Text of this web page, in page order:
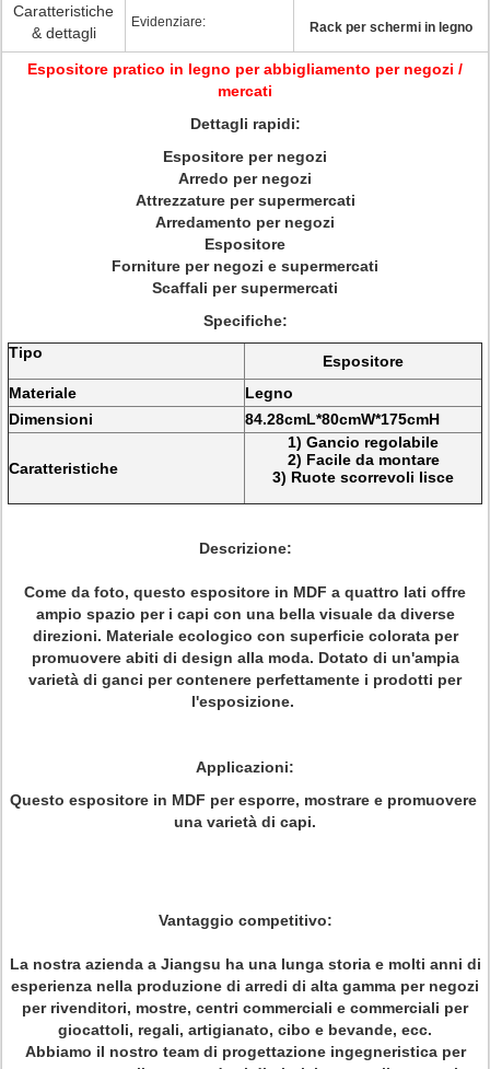
Caratteristiche
& dettagli
Evidenziare: Rack per schermi in legno
Espositore pratico in legno per abbigliamento per negozi /
mercati
Dettagli rapidi:
Espositore per negozi
Arredo per negozi
Attrezzature per supermercati
Arredamento per negozi
Espositore
Forniture per negozi e supermercati
Scaffali per supermercati
Specifiche:
Tipo
Espositore
Materiale
Legno
Dimensioni
84.28cmL*80cmW*175cmH
Caratteristiche
1) Gancio regolabile
2) Facile da montare
3) Ruote scorrevoli lisce
Descrizione:
Come da foto, questo espositore in MDF a quattro lati offre
ampio spazio per i capi con una bella visuale da diverse
direzioni. Materiale ecologico con superficie colorata per
promuovere abiti di design alla moda. Dotato di un'ampia
varietà di ganci per contenere perfettamente i prodotti per
l'esposizione.
Applicazioni:
Questo espositore in MDF per esporre, mostrare e promuovere
una varietà di capi.
Vantaggio competitivo:
La nostra azienda a Jiangsu ha una lunga storia e molti anni di
esperienza nella produzione di arredi di alta gamma per negozi
per rivenditori, mostre, centri commerciali e commerciali per
giocattoli, regali, artigianato, cibo e bevande, ecc.
Abbiamo il nostro team di progettazione ingegneristica per